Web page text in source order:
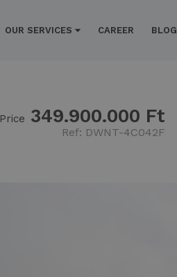
OUR SERVICES CAREER BLOG
Price 349.900.000 Ft
Ref: DWNT-4C042F